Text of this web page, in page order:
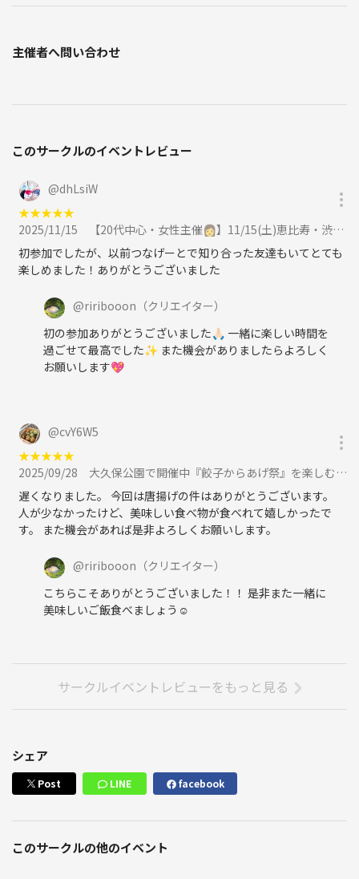
主催者へ問い合わせ
このサークルのイベントレビュー
@dhLsiW
★★★★★
2025/11/15
【20代中心・女性主催👩】11/15(土)恵比寿・渋谷餃子🥟餃子食べ比べ体験✨に参加
初参加でしたが、以前つなげーとで知り合った友達もいてとても
楽しめました！ありがとうございました
@riribooon （クリエイター）
初の参加ありがとうございました🙏🏻 一緒に楽しい時間を
過ごせて最高でした✨ また機会がありましたらよろしく
お願いします💖
@cvY6W5
★★★★★
2025/09/28
大久保公園で開催中『餃子からあげ祭』を楽しむイベント🍻✨に参加
遅くなりました。 今回は唐揚げの件はありがとうございます。
人が少なかったけど、美味しい食べ物が食べれて嬉しかったで
す。 また機会があれば是非よろしくお願いします。
@riribooon （クリエイター）
こちらこそありがとうございました！！ 是非また一緒に
美味しいご飯食べましょう☺️
サークルイベントレビューをもっと見る
シェア
Post LINE facebook
このサークルの他のイベント